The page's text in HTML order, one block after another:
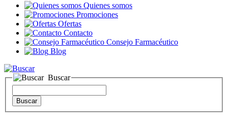
Quienes somos
Promociones
Ofertas
Contacto
Consejo Farmacéutico
Blog
Buscar